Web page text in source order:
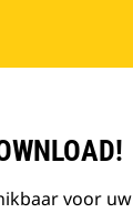
voor uw